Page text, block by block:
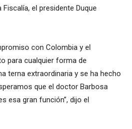
el presidente Duque
con Colombia y el
para cualquier forma de
terna extraordinaria y se ha hecho
que el doctor Barbosa
esa gran función”, dijo el